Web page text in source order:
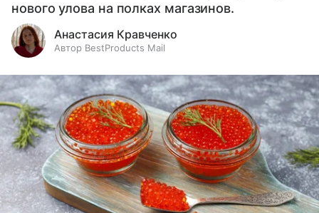
нового улова на полках магазинов.
Анастасия Кравченко
Автор BestProducts Mail